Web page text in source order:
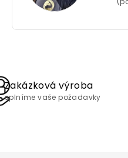
Zakázková výroba
splníme vaše požadavky